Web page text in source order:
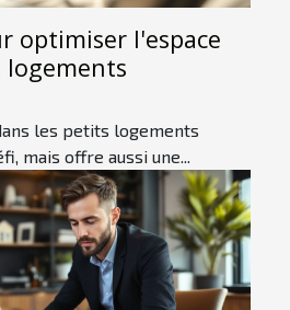
optimiser l'espace
logements
les petits logements
mais offre aussi une...